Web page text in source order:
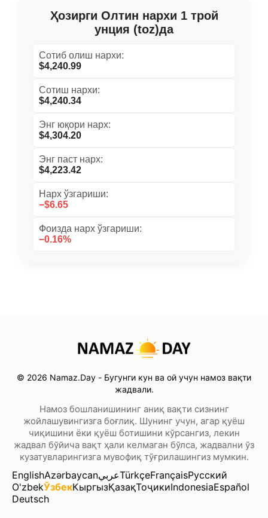
Ҳозирги Олтин нархи 1 трой
унция (toz)да
Сотиб олиш нархи:
$4,240.99
Сотиш нархи:
$4,240.34
Энг юқори нарх:
$4,304.20
Энг паст нарх:
$4,223.42
Нарх ўзгариши:
−$6.65
Фоизда нарх ўзгариши:
−0.16%
© 2026 Namaz.Day - Бугунги кун ва ой учун намоз вақти
жадвали.
Намоз бошланишининг аниқ вақти сизнинг
жойлашувингизга боғлиқ. Шунинг учун, агар қуёш
чиқишини ёки қуёш ботишини кўрсангиз, лекин
жадвал бўйича вақт ҳали келмаган бўлса, жадвални ўз
кузатувларингизга мувофиқ тўғрилашингиз мумкин.
EnglishAzərbaycanعربيTürkçeFrançaisРусский
O'zbekЎзбекКыргызҚазақТоҷикиIndonesiaEspañol
Deutsch